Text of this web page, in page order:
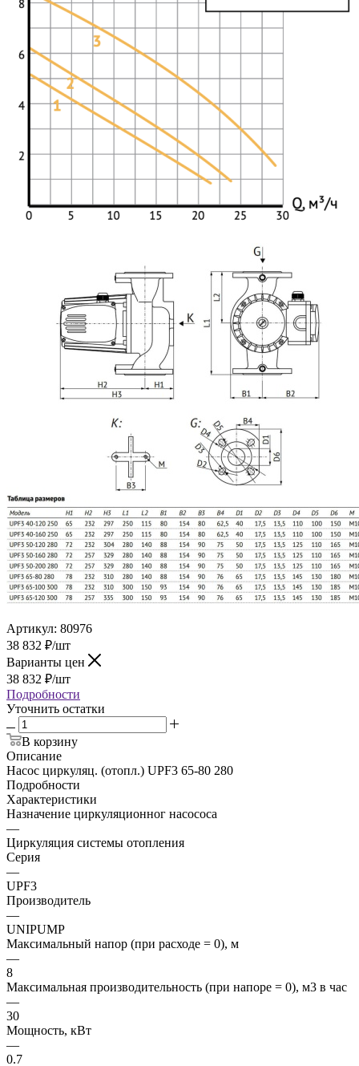
Артикул: 80976
38 832 ₽/шт
Варианты цен
38 832 ₽/шт
Подробности
Уточнить остатки
В корзину
Описание
Насос циркуляц. (отопл.) UPF3 65-80 280
Подробности
Характеристики
Назначение циркуляционног насососа
—
Циркуляция системы отопления
Серия
—
UPF3
Производитель
—
UNIPUMP
Максимальный напор (при расходе = 0), м
—
8
Максимальная производительность (при напоре = 0), м3 в час
—
30
Мощность, кВт
—
0.7